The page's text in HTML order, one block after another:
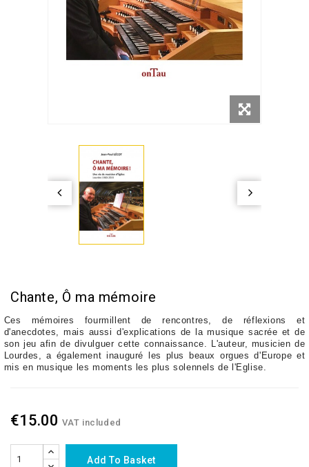
Chante, Ô ma mémoire
Ces mémoires fourmillent de rencontres, de réflexions et
d'anecdotes, mais aussi d'explications de la musique sacrée et de
son jeu afin de divulguer cette connaissance. L'auteur, musicien de
Lourdes, a également inauguré les plus beaux orgues d'Europe et
mis en musique les moments les plus solennels de l'Eglise.
€15.00 VAT included
Add To Basket